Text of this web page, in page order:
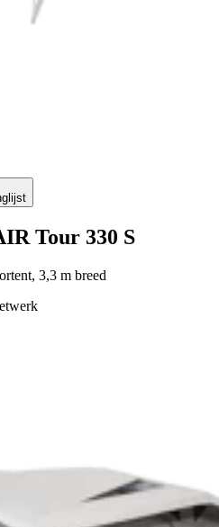
Tour 330 S
3,3 m breed